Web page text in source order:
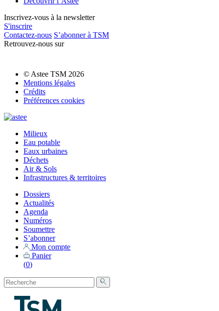
Inscrivez-vous à la newsletter
S'inscrire
Contactez-nous S’abonner à TSM
Retrouvez-nous sur
© Astee TSM 2026
Mentions légales
Crédits
Préférences cookies
Milieux
Eau potable
Eaux urbaines
Déchets
Air & Sols
Infrastructures & territoires
Dossiers
Actualités
Agenda
Numéros
Soumettre
S’abonner
Mon compte
Panier
(0)